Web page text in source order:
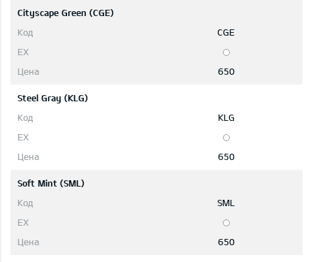
Cityscape Green (CGE)
CGE
650
Steel Gray (KLG)
KLG
650
Soft Mint (SML)
SML
650